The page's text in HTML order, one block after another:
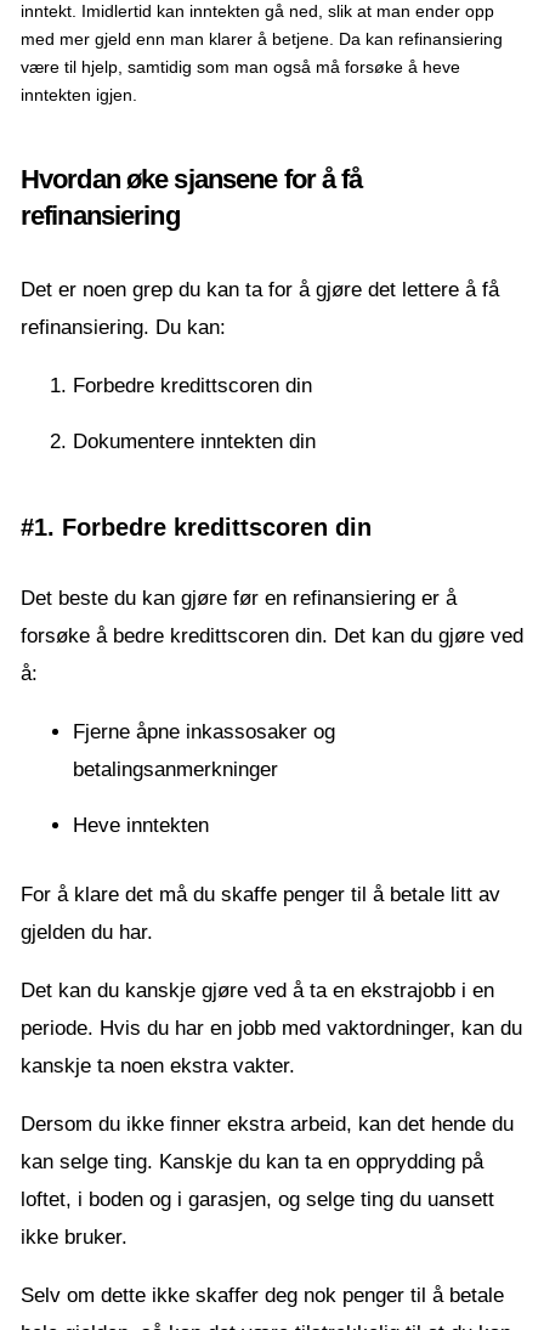
inntekt. Imidlertid kan inntekten gå ned, slik at man ender opp
med mer gjeld enn man klarer å betjene. Da kan refinansiering
være til hjelp, samtidig som man også må forsøke å heve
inntekten igjen.
Hvordan øke sjansene for å få
refinansiering
Det er noen grep du kan ta for å gjøre det lettere å få
refinansiering. Du kan:
Forbedre kredittscoren din
Dokumentere inntekten din
#1. Forbedre kredittscoren din
Det beste du kan gjøre før en refinansiering er å
forsøke å bedre kredittscoren din. Det kan du gjøre ved
å:
Fjerne åpne inkassosaker og
betalingsanmerkninger
Heve inntekten
For å klare det må du skaffe penger til å betale litt av
gjelden du har.
Det kan du kanskje gjøre ved å ta en ekstrajobb i en
periode. Hvis du har en jobb med vaktordninger, kan du
kanskje ta noen ekstra vakter.
Dersom du ikke finner ekstra arbeid, kan det hende du
kan selge ting. Kanskje du kan ta en opprydding på
loftet, i boden og i garasjen, og selge ting du uansett
ikke bruker.
Selv om dette ikke skaffer deg nok penger til å betale